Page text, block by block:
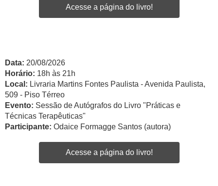
Acesse a página do livro!
Data: 20/08/2026
Horário: 18h às 21h
Local: Livraria Martins Fontes Paulista - Avenida Paulista,
509 - Piso Térreo
Evento: Sessão de Autógrafos do Livro "Práticas e
Técnicas Terapêuticas"
Participante: Odaice Formagge Santos (autora)
Acesse a página do livro!